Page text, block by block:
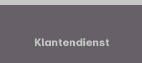
Klantendienst